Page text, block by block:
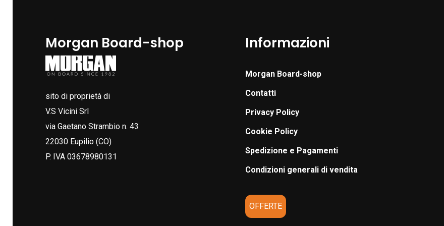
Morgan Board-shop
sito di proprietà di
V.S Vicini Srl
via Gaetano Strambio n. 43
22030 Eupilio (CO)
P. IVA 03678980131
Informazioni
Morgan Board-shop
Contatti
Privacy Policy
Cookie Policy
Spedizione e Pagamenti
Condizioni generali di vendita
OFFERTE